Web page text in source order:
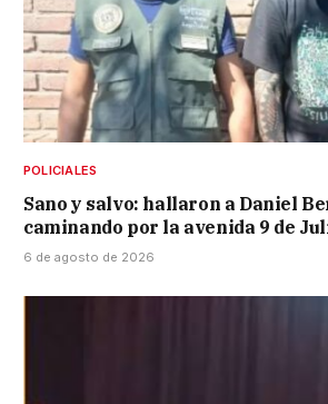
POLICIALES
Sano y salvo: hallaron a Daniel
caminando por la avenida 9 de
6 de agosto de 2026